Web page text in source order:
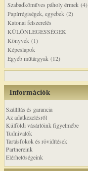
Szabadkőműves páholy érmek (4)
Papírrégiségek, egyebek (2)
Katonai felszerelés
KÜLÖNLEGESSÉGEK
Könyvek (1)
Képeslapok
Egyéb műtárgyak (12)
Információk
Szállítás és garancia
Az adatkezelésről
Külföldi vásárlóink figyelmébe
Tudnivalók
Tartásfokok és rövidítések
Partnereink
Elérhetőségeink